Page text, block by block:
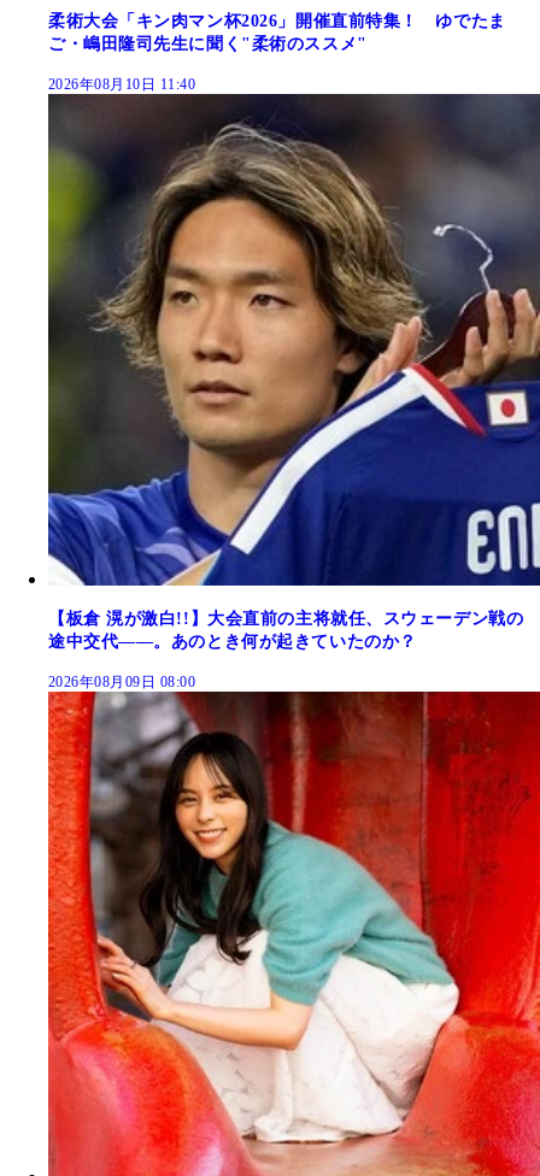
柔術大会「キン肉マン杯2026」開催直前特集！ ゆでたま
ご・嶋田隆司先生に聞く"柔術のススメ"
2026年08月10日 11:40
【板倉 滉が激白!!】大会直前の主将就任、スウェーデン戦の
途中交代――。あのとき何が起きていたのか？
2026年08月09日 08:00